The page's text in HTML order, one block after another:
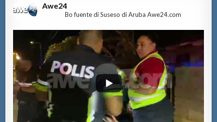
Awe24
Bo fuente di Suseso di Aruba Awe24.com